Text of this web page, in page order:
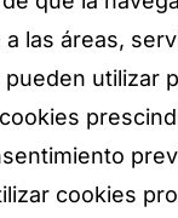
las áreas,
pueden utilizar
cookies